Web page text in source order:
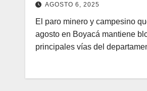
AGOSTO 6, 2025
El paro minero y campesino
agosto en Boyacá mantiene
principales vías del